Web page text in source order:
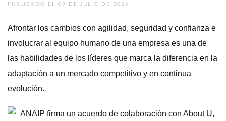
PUBLICADO EL 09 DE JULIO DE 2026
Afrontar los cambios con agilidad, seguridad y confianza e
involucrar al equipo humano de una empresa es una de
las habilidades de los líderes que marca la diferencia en la
adaptación a un mercado competitivo y en continua
evolución.